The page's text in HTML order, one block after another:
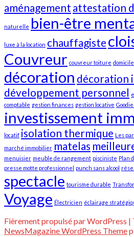
aménagement attestation
naturelle bien-être
luxe à la location chauffagiste
Couvreur couvreur toiture domicile
décoration décoration
développement personnel
comptable gestion finances gestion locative
investissement
locatif isolation thermique Les
marché immobilier matelas
menuisier meuble de rangement pisciniste Plan
presse motte professionnel punch sans alcool
spectacle tourisme durable
Voyage Électricien éclairage
Fièrement propulsé par WordPress |
NewsMagazine WordPress Theme